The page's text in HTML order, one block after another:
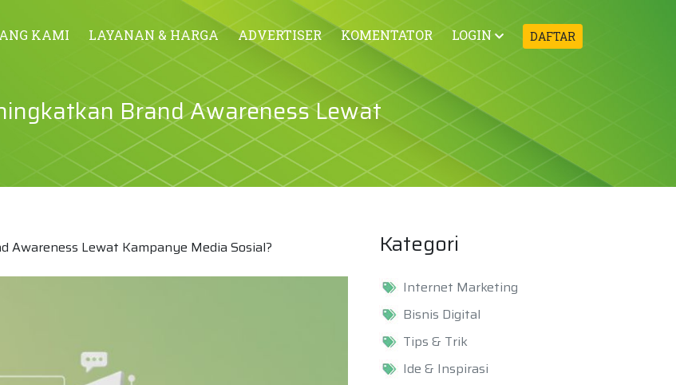
KAMI LAYANAN & HARGA ADVERTISER KOMENTATOR LOGIN DAFTAR
Brand Awareness Lewat
Awareness Lewat Kampanye Media Sosial? Kategori
Internet Marketing
Bisnis Digital
Tips & Trik
Ide & Inspirasi